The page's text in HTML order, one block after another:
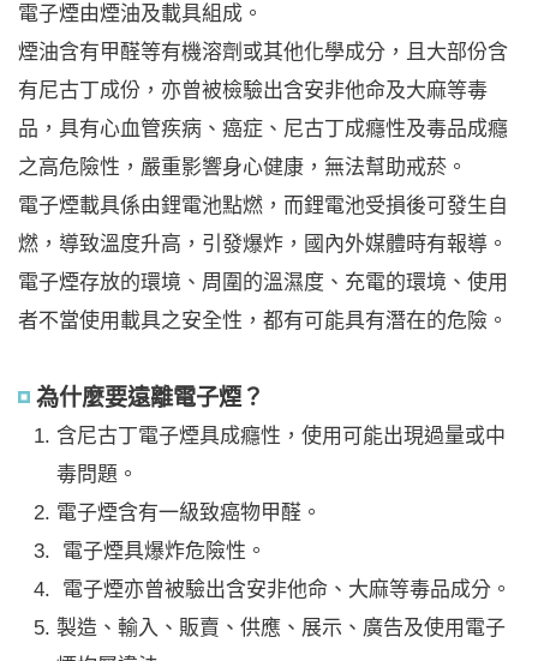
電子煙由煙油及載具組成。
煙油含有甲醛等有機溶劑或其他化學成分，且大部份含
有尼古丁成份，亦曾被檢驗出含安非他命及大麻等毒
品，具有心血管疾病、癌症、尼古丁成癮性及毒品成癮
之高危險性，嚴重影響身心健康，無法幫助戒菸。
電子煙載具係由鋰電池點燃，而鋰電池受損後可發生自
燃，導致溫度升高，引發爆炸，國內外媒體時有報導。
電子煙存放的環境、周圍的溫濕度、充電的環境、使用
者不當使用載具之安全性，都有可能具有潛在的危險。
為什麼要遠離電子煙？
含尼古丁電子煙具成癮性，使用可能出現過量或中
毒問題。
電子煙含有一級致癌物甲醛。
電子煙具爆炸危險性。
電子煙亦曾被驗出含安非他命、大麻等毒品成分。
製造、輸入、販賣、供應、展示、廣告及使用電子